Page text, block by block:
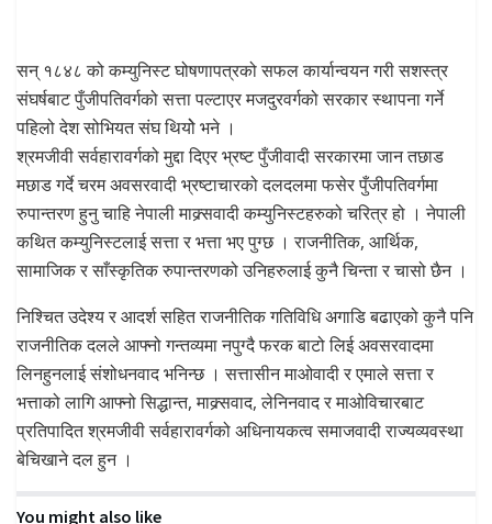
सन् १८४८ को कम्युनिस्ट घोषणापत्रको सफल कार्यान्वयन गरी सशस्त्र
संघर्षबाट पुँजीपतिवर्गको सत्ता पल्टाएर मजदुरवर्गको सरकार स्थापना गर्ने
पहिलो देश सोभियत संघ थियोे भने ।
श्रमजीवी सर्वहारावर्गको मुद्दा दिएर भ्रष्ट पुँजीवादी सरकारमा जान तछाड
मछाड गर्दे चरम अवसरवादी भ्रष्टाचारको दलदलमा फसेर पुँजीपतिवर्गमा
रुपान्तरण हुनु चाहि नेपाली माक्र्सवादी कम्युनिस्टहरुको चरित्र हो । नेपाली
कथित कम्युनिस्टलाई सत्ता र भत्ता भए पुग्छ । राजनीतिक, आर्थिक,
सामाजिक र साँस्कृतिक रुपान्तरणको उनिहरुलाई कुनै चिन्ता र चासो छैन ।
निश्चित उदेश्य र आदर्श सहित राजनीतिक गतिविधि अगाडि बढाएको कुनै पनि
राजनीतिक दलले आफ्नो गन्तव्यमा नपुग्दै फरक बाटो लिई अवसरवादमा
लिनहुनलाई संशोधनवाद भनिन्छ । सत्तासीन माओवादी र एमाले सत्ता र
भत्ताको लागि आफ्नो सिद्धान्त, माक्र्सवाद, लेनिनवाद र माओविचारबाट
प्रतिपादित श्रमजीवी सर्वहारावर्गको अधिनायकत्व समाजवादी राज्यव्यवस्था
बेचिखाने दल हुन ।
You might also like